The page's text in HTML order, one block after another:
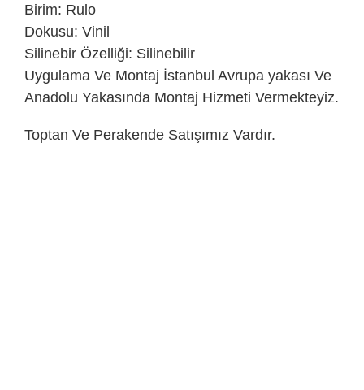
Birim: Rulo
Dokusu: Vinil
Silinebir Özelliği: Silinebilir
Uygulama Ve Montaj İstanbul Avrupa yakası Ve
Anadolu Yakasında Montaj Hizmeti Vermekteyiz.
Toptan Ve Perakende Satışımız Vardır.